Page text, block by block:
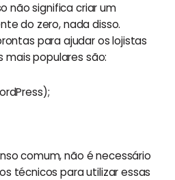
não significa criar um
do zero, nada disso.
para ajudar os lojistas
mais populares são:
comum, não é necessário
técnicos para utilizar essas